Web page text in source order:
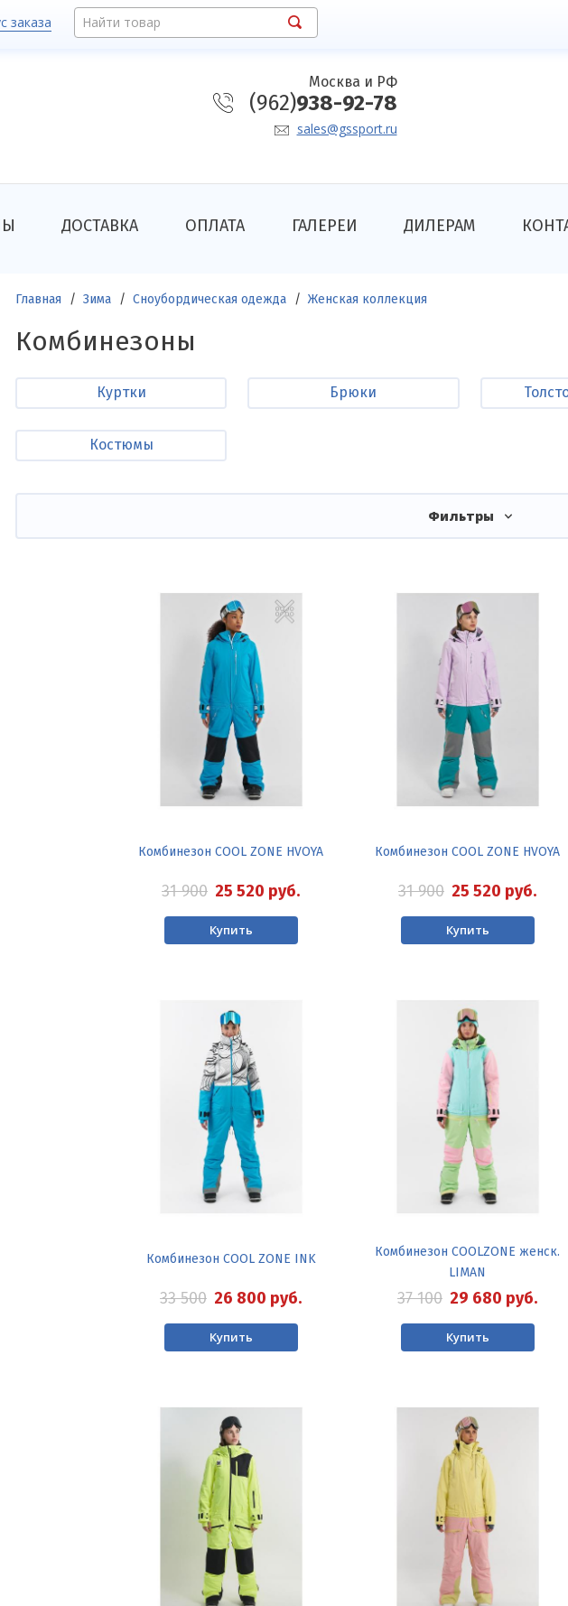
заказа Найти товар
Москва и РФ
(962)938-92-78
sales@gssport.ru
ДОСТАВКА ОПЛАТА ГАЛЕРЕИ ДИЛЕРАМ
Строка
навигации
Главная Зима Сноубордическая одежда Женская коллекция
Комбинезоны
Куртки Брюки
Костюмы
Фильтры
Комбинезон COOL ZONE HVOYA
31 900 25 520 руб.
Купить
Комбинезон COOL ZONE HVOYA
31 900 25 520 руб.
Купить
Комбинезон COOL ZONE INK
33 500 26 800 руб.
Купить
Комбинезон COOLZONE женск.
LIMAN
37 100 29 680 руб.
Купить